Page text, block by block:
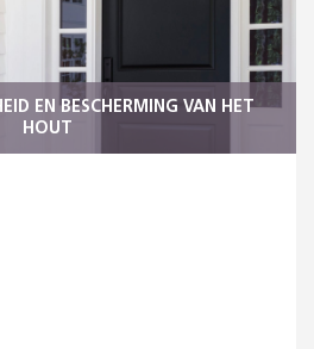
EN BESCHERMING VAN HET
HOUT